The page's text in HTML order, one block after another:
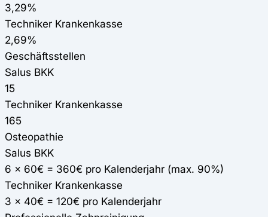
3,29%
Techniker Krankenkasse
2,69%
Geschäftsstellen
Salus BKK
15
Techniker Krankenkasse
165
Osteopathie
Salus BKK
6 x 60€ = 360€ pro Kalenderjahr (max. 90%)
Techniker Krankenkasse
3 x 40€ = 120€ pro Kalenderjahr